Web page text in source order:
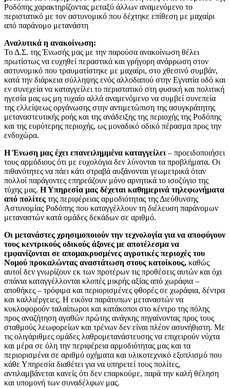
Ροδόπης χαρακτηρίζοντας μεταξύ άλλων αναμενόμενο το
περιστατικό με τον αστυνομικό που δέχτηκε επίθεση με μαχαίρι
από παράνομο μετανάστη
Αναλυτικά η ανακοίνωση:
Το Δ.Σ. της Ένωσής μας με την παρούσα ανακοίνωση θέλει
πρωτίστως να ευχηθεί περαστικά και γρήγορη ανάρρωση στον
αστυνομικό που τραυματίστηκε με μαχαίρι, στο χθεσινό συμβάν,
κατά την διάρκεια σύλληψης ενός αλλοδαπού στην Εγνατία οδό και
εν συνεχεία να καταγγείλει το περιστατικό στη φυσική και πολιτική
ηγεσία μας ως μη τυχαίο αλλά αναμενόμενο να συμβεί συνεπεία
της ελλείψεως οργάνωσης στην αντιμετώπιση της ασυγκράτητης
μεταναστευτικής ροής και της ανάδειξης της περιοχής της Ροδόπης
και της ευρύτερης περιοχής, ως μοναδικό οδικό πέρασμα προς την
ενδοχώρα.
Η Ένωση μας έχει επανειλημμένα καταγγείλει – προειδοποιήσει
τους αρμόδιους ότι με ευχολόγια δεν λύνονται τα προβλήματα. Οι
πιθανότητες να πάει κάτι στραβά αυξάνονται γεωμετρικά όταν
πολλοί παράγοντες επηρεάζουν μόνο αρνητικά το ισοζύγιο της
τύχης μας. Η Υπηρεσία μας δέχεται καθημερινά τηλεφωνήματα
από πολίτες της περιφέρειας αρμοδιότητας της Διεύθυνσης
Αστυνομίας Ροδόπης που καταγγέλλουν τη διέλευση παράνομων
μεταναστών κατά ομάδες δεκάδων σε αριθμό.
Οι μετανάστες χρησιμοποιούν την τεχνολογία για να αποφύγουν
τους κεντρικούς οδικούς άξονες με αποτέλεσμα να
εμφανίζονται σε απομακρυσμένες αγροτικές περιοχές του
Νομού προκαλώντας αναστάτωση στους κατοίκους, καθώς
αυτοί δεν γνωρίζουν εκ των προτέρων τις προθέσεις αυτών και όχι
σπάνια καταγγέλλονται κλοπές μικρής αξίας από χωράφια –
αποθήκες – τρόφιμα και περιορισμένες φθορές σε χωράφια, δέντρα
και καλλιέργειες. Η εικόνα παράτυπων μεταναστών να
κυκλοφορούν ταλαίπωροι και κατάκοποι στο κέντρο της πόλης
προς αναζήτηση αγαθών πρώτης ανάγκης πηγαίνοντας προς τους
σταθμούς λεωφορείων και τρένων δεν είναι πλέον ασυνήθιστη. Με
τις ολιγάριθμες ομάδες λαθρομετανάστευσης να επιχειρούν νύχτα
και μέρα σε όλη την περιφέρεια αρμοδιότητας μας και τα
περιορισμένα σε αριθμό οχήματα και υλικοτεχνικό εξοπλισμό που
κάθε Υπηρεσία διαθέτει για να υπηρετεί τους πολίτες,
αντιλαμβάνεται κανείς ότι δεν επαρκούμε, παρά την καλή θέληση
και υπομονή των συναδέλφων μας.